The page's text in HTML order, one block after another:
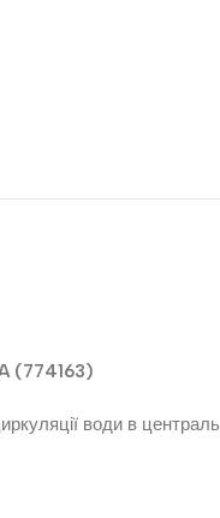
(774163)
води в